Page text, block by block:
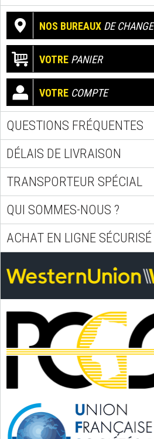
NOS BUREAUX DE CHANGE
VOTRE PANIER
VOTRE COMPTE
QUESTIONS FRÉQUENTES
DÉLAIS DE LIVRAISON
TRANSPORTEUR SPÉCIAL
QUI SOMMES-NOUS ?
ACHAT EN LIGNE SÉCURISÉ